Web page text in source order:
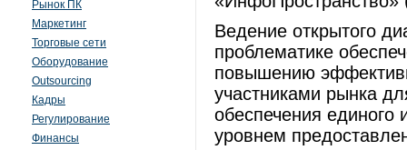
Рынок ПК
Маркетинг
Торговые сети
Оборудование
Outsourcing
Кадры
Регулирование
Финансы
Ведение открытого
проблематике
повышению
участниками рынка
обеспечения единого
уровнем